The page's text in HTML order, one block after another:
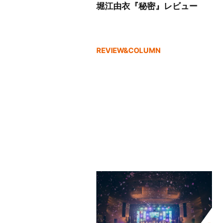
堀江由衣『秘密』レビュー
REVIEW&COLUMN